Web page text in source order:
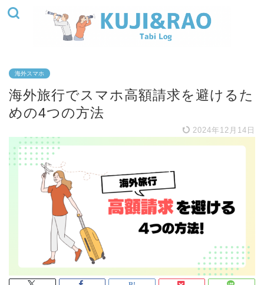
海外スマホ
海外旅行でスマホ高額請求を避けるた
めの4つの方法
2024年12月14日